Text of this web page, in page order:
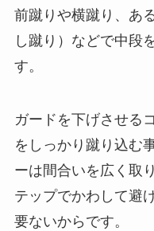
前蹴りや横蹴り、あ
し蹴り）などで中段
す。
ガードを下げさせる
をしっかり蹴り込む
ーは間合いを広く取
テップでかわして避
要ないからです。